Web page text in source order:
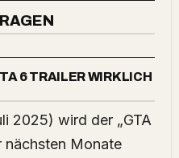
6 TRAILER WIRKLICH
2025) wird der „GTA
nächsten Monate